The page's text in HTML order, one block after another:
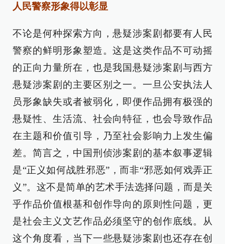
人民警察形象得以彰显
不论是何种探索方向，悬疑涉案剧都要有人民
警察的鲜明形象塑造。这是这类作品不可动摇
的正向力量所在，也是我国悬疑涉案剧与西方
悬疑涉案剧的主要区别之一。一旦公安执法人
员形象缺失或者被弱化，即便作品拥有极强的
悬疑性、生活流、社会向特征，也会导致作品
在主题和价值引导，乃至社会影响力上发生偏
差。简言之，中国刑侦涉案剧的基本叙事逻辑
是“正义如何战胜邪恶”，而非“邪恶如何戏弄正
义”。这不是简单的艺术手法选择问题，而是关
乎作品价值根基和创作导向的原则性问题，更
是社会主义文艺作品必须坚守的创作底线。从
这个角度看，当下一些悬疑涉案剧也还存在创